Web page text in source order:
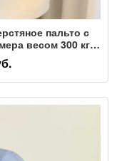
пальто с
весом 300 кг
толстый
костюм-